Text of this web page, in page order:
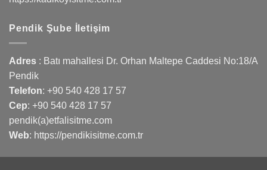
Pendik Şube İletişim
Adres : Batı mahallesi Dr. Orhan Maltepe Caddesi No:18/A
Pendik
Telefon: +90 540 428 17 57
Cep: +90 540 428 17 57
pendik(a)etfalisitme.com
Web: https://pendikisitme.com.tr